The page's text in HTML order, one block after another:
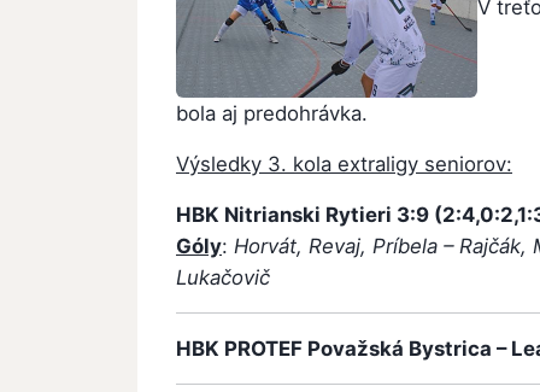
V
bola aj predohrávka.
Výsledky 3. kola extraligy seniorov:
HBK Nitrianski Rytieri 3:9
Góly: Horvát, Revaj, Príbela –
Lukačovič
HBK PROTEF Považská Bystrica –